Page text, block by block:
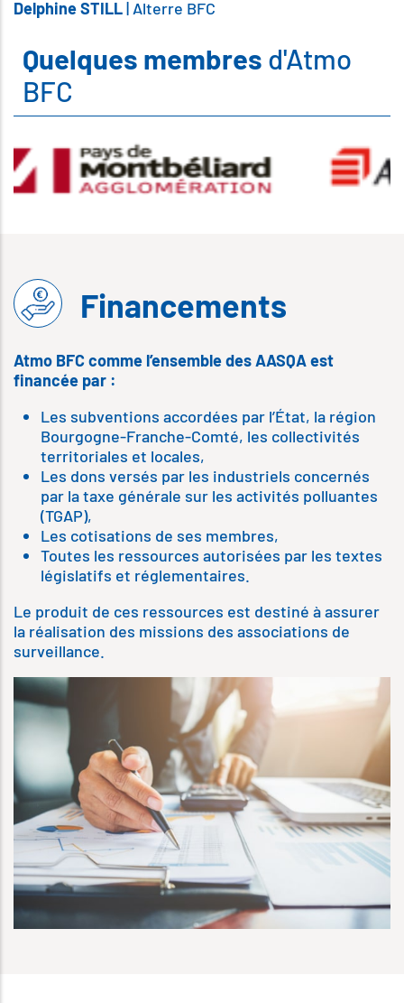
Delphine STILL| Alterre BFC
Quelques membres d'Atmo
BFC
Financements
Atmo BFC comme l’ensemble des AASQA est
financée par :
Les subventions accordées par l’État, la région
Bourgogne-Franche-Comté, les collectivités
territoriales et locales,
Les dons versés par les industriels concernés
par la taxe générale sur les activités polluantes
(TGAP),
Les cotisations de ses membres,
Toutes les ressources autorisées par les textes
législatifs et réglementaires.
Le produit de ces ressources est destiné à assurer
la réalisation des missions des associations de
surveillance.